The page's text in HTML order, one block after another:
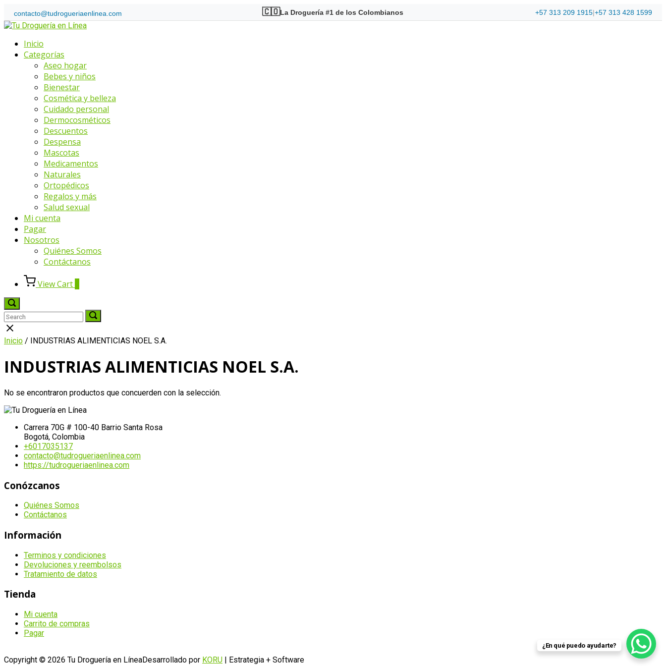
content
contacto@tudrogueriaenlinea.com 🇨🇴La Droguería #1 de los Colombianos +57 313 209 1915|+57 313 428 1599
Home
Menu
Inicio
Categorías
Aseo hogar
Bebes y niños
Bienestar
Cosmética y belleza
Cuidado personal
Dermocosméticos
Descuentos
Despensa
Mascotas
Medicamentos
Naturales
Ortopédicos
Regalos y más
Salud sexual
Mi cuenta
Pagar
Nosotros
Quiénes Somos
Contáctanos
View
shopping
View Cart
Open
search
bar
Search
for:
Search
for:
Search
Close
search
bar
Inicio / INDUSTRIAS ALIMENTICIAS NOEL S.A.
INDUSTRIAS ALIMENTICIAS NOEL S.A.
No se encontraron productos que concuerden con la selección.
Carrera 70G # 100-40 Barrio Santa Rosa
Bogotá, Colombia
+6017035137
contacto@tudrogueriaenlinea.com
https://tudrogueriaenlinea.com
Conózcanos
Quiénes Somos
Contáctanos
Información
Terminos y condiciones
Devoluciones y reembolsos
Tratamiento de datos
Tienda
Mi cuenta
Carrito de compras
Pagar
Copyright © 2026 Tu Droguería en LíneaDesarrollado por KORU | Estrategia + Software
¿En qué puedo ayudarte?